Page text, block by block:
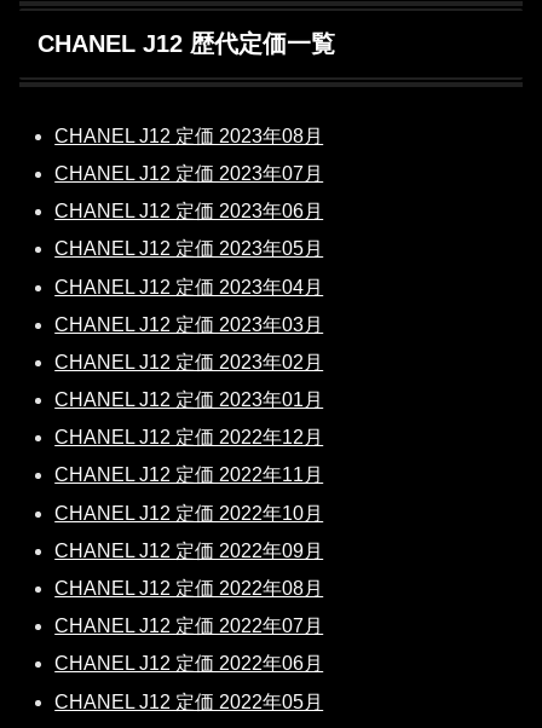
CHANEL J12 歴代定価一覧
CHANEL J12 定価 2023年08月
CHANEL J12 定価 2023年07月
CHANEL J12 定価 2023年06月
CHANEL J12 定価 2023年05月
CHANEL J12 定価 2023年04月
CHANEL J12 定価 2023年03月
CHANEL J12 定価 2023年02月
CHANEL J12 定価 2023年01月
CHANEL J12 定価 2022年12月
CHANEL J12 定価 2022年11月
CHANEL J12 定価 2022年10月
CHANEL J12 定価 2022年09月
CHANEL J12 定価 2022年08月
CHANEL J12 定価 2022年07月
CHANEL J12 定価 2022年06月
CHANEL J12 定価 2022年05月